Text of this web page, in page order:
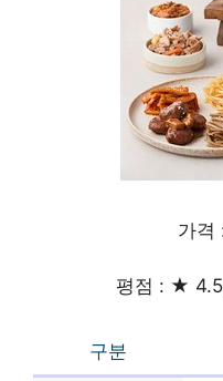
가격
평점 : ★ 4.5
구분